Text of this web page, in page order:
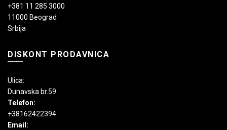
+381 11 285 3000
11000 Beograd
Srbija
DISKONT PRODAVNICA
Ulica:
Dunavska br.59
Telefon:
+38162422394
Email: